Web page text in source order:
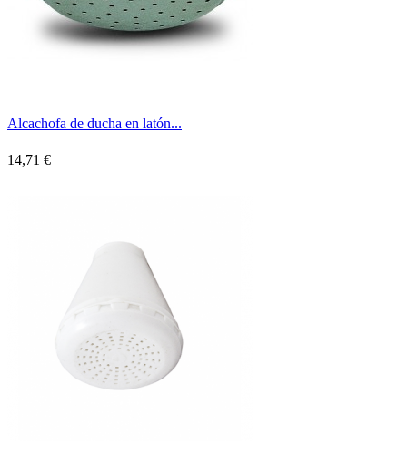
Alcachofa de ducha en latón...
14,71 €